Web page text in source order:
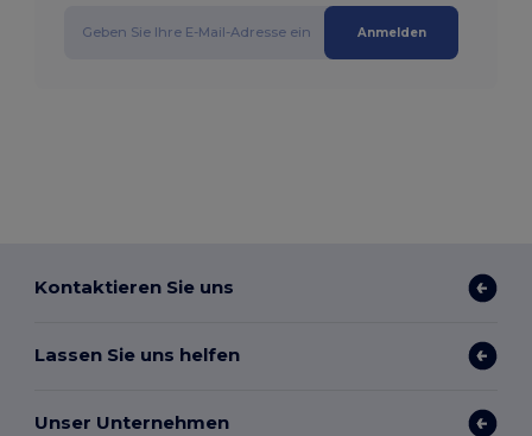
Anmelden
Kontaktieren Sie uns
Lassen Sie uns helfen
Unser Unternehmen